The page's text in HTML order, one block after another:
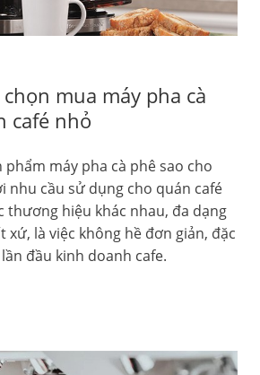
mua máy pha cà
café nhỏ
máy pha cà phê sao cho
nhu cầu sử dụng cho quán café
thương hiệu khác nhau, đa dạng
xứ, là việc không hề đơn giản, đặc
đầu kinh doanh cafe.